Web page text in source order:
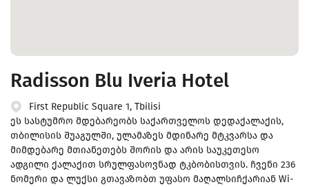
Radisson Blu Iveria Hotel
First Republic Square 1, Tbilisi
ეს სასტუმრო მდებარეობს საქართველოს დედაქალაქის,
თბილისის შუაგულში, ულამაზეს მდინარე მტკვარსა და
მიმდებარე მთიანეთებს შორის და არის საუკეთესო
ადგილი ქალაქით სრულფასოვნად ტკბობისთვის. ჩვენი 236
ნომერი და ლუქსი გთავაზობთ უფასო მაღალსიჩქარიან Wi-